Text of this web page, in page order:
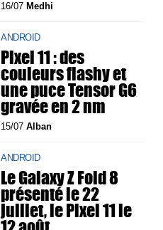
16/07 Medhi
ANDROID
Pixel 11 : des
couleurs flashy et
une puce Tensor G6
gravée en 2 nm
15/07Alban
ANDROID
Le Galaxy Z Fold 8
présenté le 22
juillet, le Pixel 11 le